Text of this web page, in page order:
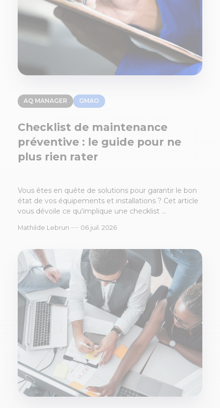
AQ MANAGER GMAO
Checklist de maintenance
préventive : le guide pour ne
plus rien rater
Vous êtes en quête de solutions pour garantir le bon
état de vos équipements et installations ? Cet article
vous dévoile ce qu'implique une checklist ...
Mathilde Lebrun — 06 juil. 2026